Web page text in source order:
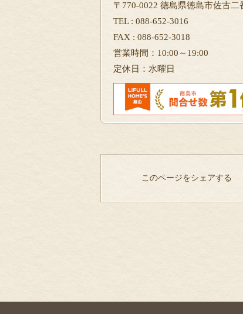
〒770-0022 徳島県徳島市佐古二
TEL : 088-652-3016
FAX : 088-652-3018
営業時間：10:00～19:00
定休日：水曜日
このページをシェアする